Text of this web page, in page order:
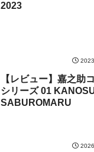
2023
【レビュー】嘉之助
シリーズ 01
SABUROMARU